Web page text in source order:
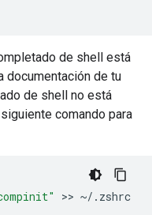
de shell está
documentación de tu
de shell no está
comando para
>>